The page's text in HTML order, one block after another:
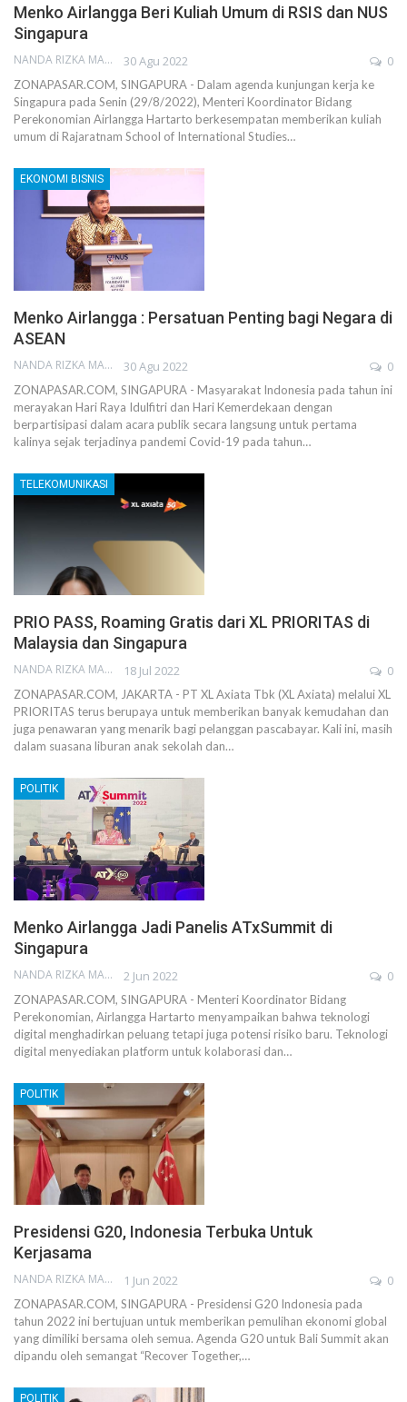
Menko Airlangga Beri Kuliah Umum di RSIS dan NUS
Singapura
NANDA RIZKA MAHENDRA 30 Agu 2022 0
ZONAPASAR.COM, SINGAPURA - Dalam agenda kunjungan kerja ke
Singapura pada Senin (29/8/2022), Menteri Koordinator Bidang
Perekonomian Airlangga Hartarto berkesempatan memberikan kuliah
umum di Rajaratnam School of International Studies…
EKONOMI BISNIS
Menko Airlangga : Persatuan Penting bagi Negara di
ASEAN
NANDA RIZKA MAHENDRA 30 Agu 2022 0
ZONAPASAR.COM, SINGAPURA - Masyarakat Indonesia pada tahun ini
merayakan Hari Raya Idulfitri dan Hari Kemerdekaan dengan
berpartisipasi dalam acara publik secara langsung untuk pertama
kalinya sejak terjadinya pandemi Covid-19 pada tahun…
TELEKOMUNIKASI
PRIO PASS, Roaming Gratis dari XL PRIORITAS di
Malaysia dan Singapura
NANDA RIZKA MAHENDRA 18 Jul 2022 0
ZONAPASAR.COM, JAKARTA - PT XL Axiata Tbk (XL Axiata) melalui XL
PRIORITAS terus berupaya untuk memberikan banyak kemudahan dan
juga penawaran yang menarik bagi pelanggan pascabayar. Kali ini, masih
dalam suasana liburan anak sekolah dan…
POLITIK
Menko Airlangga Jadi Panelis ATxSummit di
Singapura
NANDA RIZKA MAHENDRA 2 Jun 2022 0
ZONAPASAR.COM, SINGAPURA - Menteri Koordinator Bidang
Perekonomian, Airlangga Hartarto menyampaikan bahwa teknologi
digital menghadirkan peluang tetapi juga potensi risiko baru. Teknologi
digital menyediakan platform untuk kolaborasi dan…
POLITIK
Presidensi G20, Indonesia Terbuka Untuk
Kerjasama
NANDA RIZKA MAHENDRA 1 Jun 2022 0
ZONAPASAR.COM, SINGAPURA - Presidensi G20 Indonesia pada
tahun 2022 ini bertujuan untuk memberikan pemulihan ekonomi global
yang dimiliki bersama oleh semua. Agenda G20 untuk Bali Summit akan
dipandu oleh semangat “Recover Together,…
POLITIK